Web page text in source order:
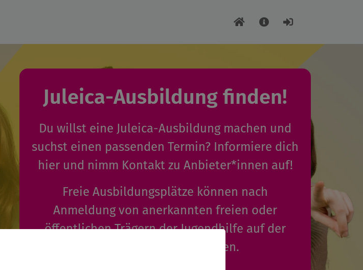
Juleica-Ausbildung finden!
Du willst eine Juleica-Ausbildung machen und
suchst einen passenden Termin? Informiere dich
hier und nimm Kontakt zu Anbieter*innen auf!
Freie Ausbildungsplätze können nach
Anmeldung von anerkannten freien oder
öffentlichen Trägern der Jugendhilfe auf der
Website eintragen werden.